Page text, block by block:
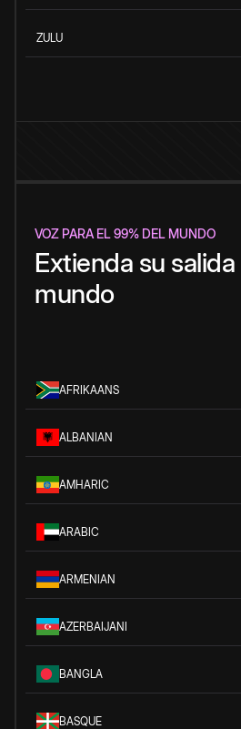
ZULU
VOZ PARA EL 99% DEL MUNDO
Extienda su
mundo
AFRIKAANS
ALBANIAN
AMHARIC
ARABIC
ARMENIAN
AZERBAIJANI
BANGLA
BASQUE